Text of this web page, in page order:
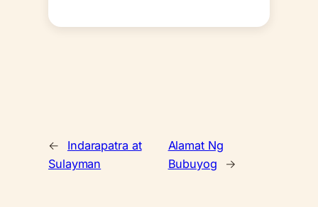
←
Indarapatra at
Sulayman
Alamat Ng
Bubuyog
→